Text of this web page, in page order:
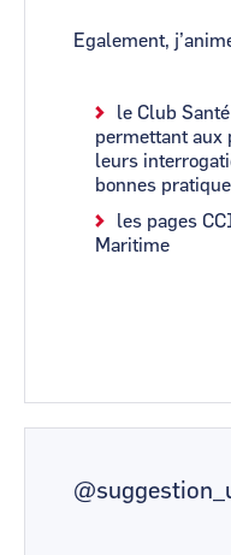
Egalement,
le Club
permettant aux
leurs
bonnes
les pages
Maritime